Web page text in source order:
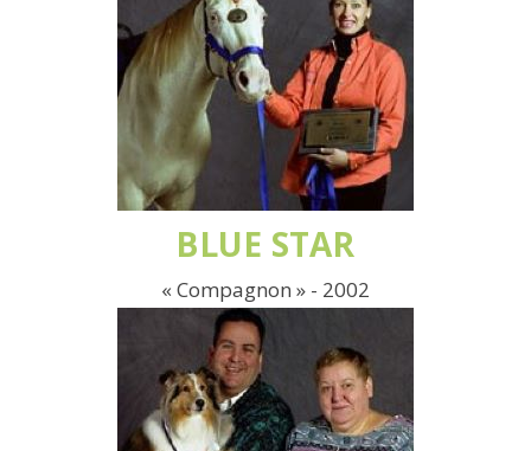
BLUE STAR
« Compagnon » - 2002